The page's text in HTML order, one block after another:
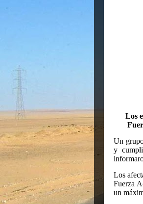
Los
Un
y
Los
Fuerza
un